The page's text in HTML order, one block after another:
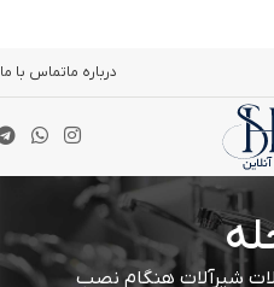
درباره ماتماس با ما
شیرآلات هنگام نصب